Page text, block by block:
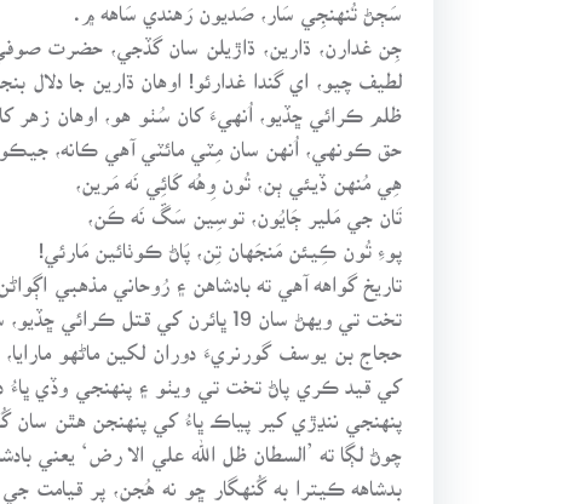
سَڄڻ تُنهنجِي سَار، صَديون رَهندي سَاهه ۾.
جِن غدارن، ڌارين، ڌاڙيلن سان گڏجي، حضرت
لطيف چيو، اي گندا غدارئو! اوهان ڌارين جا
ظلم ڪرائي ڇڏيو، اُنهيءَ کان سُٺو هو، اوهان
حق ڪونهي، اُنهن سان مِٽي مائٽي آهي ڪانه، جيڪو
هِي مُنهن ڏيئي ٻن، تُون وِهُه کَائِي نَه مَرين،
تَان جي مَلير ڄَايُون، توسِين سَڱ نَه ڪَن،
پوءِ تُون ڪِيئن مَنجَهان تِن، پَاڻ ڪوٺائين مَارئي!
تاريخ گواهه آهي ته بادشاهن ۽ رُوحاني مذهبي
تخت تي ويهڻ سان 19 ڀائرن کي قتل ڪرائي ڇڏيو، سلطان سليمان، پنهنجي پُٽ مصطفيٰ ۽ پنهنجي دوست وزير اعظم کي قتل ڪرائي ڇڏيو،
حجاج بن يوسف گورنريءَ دوران لکين ماڻهو
کي قيد ڪري پاڻ تخت تي ويٺو ۽ پنهنجي وڏي
پنهنجي ننڍڙي کير پياڪ ڀاءُ کي پنهنجن هٿن سان
چوڻ لڳا ته ’السطان ظل الله علي الا رض‘ يعني